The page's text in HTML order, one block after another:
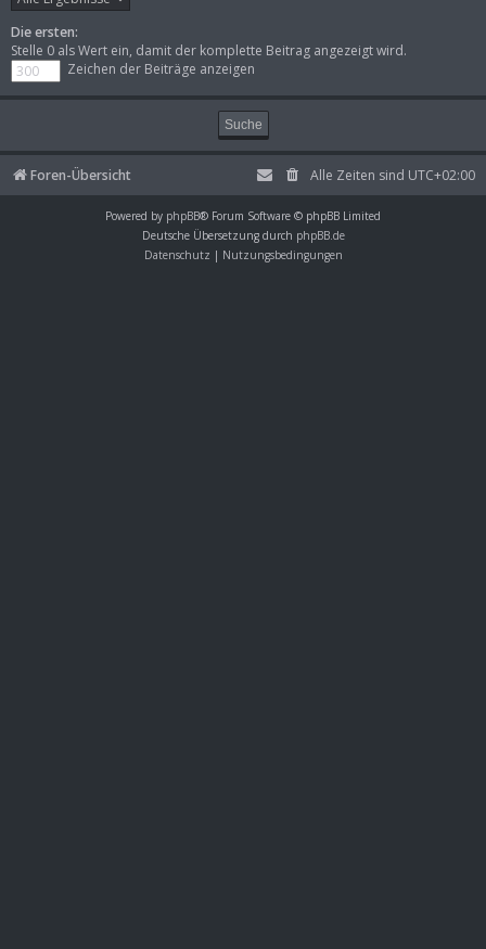
Die ersten:
Stelle 0 als Wert ein, damit der komplette Beitrag angezeigt wird.
Zeichen der Beiträge anzeigen
Foren-Übersicht Alle Zeiten sind UTC+02:00
Powered by phpBB® Forum Software © phpBB Limited
Deutsche Übersetzung durch phpBB.de
Datenschutz | Nutzungsbedingungen